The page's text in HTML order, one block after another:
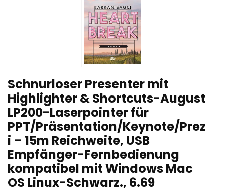
Schnurloser Presenter mit
Highlighter & Shortcuts-August
LP200-Laserpointer für
PPT/Präsentation/Keynote/Prez
i – 15m Reichweite, USB
Empfänger-Fernbedienung
kompatibel mit Windows Mac
OS Linux-Schwarz., 6.69